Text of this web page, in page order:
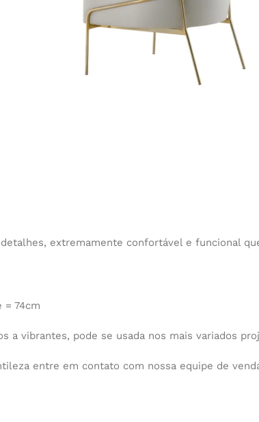
extremamente confortável e funcional
= 74cm
a vibrantes, pode se usada nos mais variados
entre em contato com nossa equipe de